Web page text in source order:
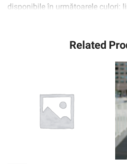
disponibile în următoarele culori:
Related